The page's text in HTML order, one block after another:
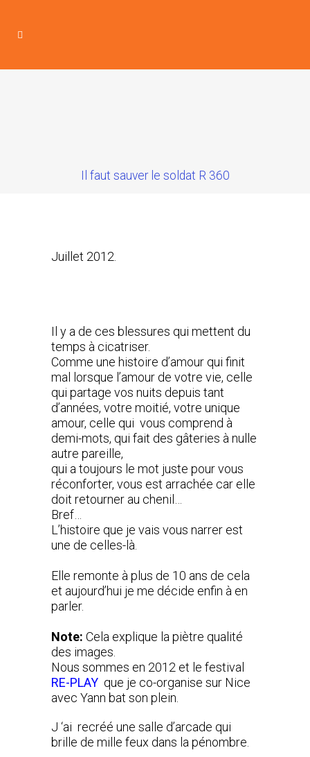
Il faut sauver le soldat R 360
Juillet 2012.
Il y a de ces blessures qui mettent du
temps à cicatriser.
Comme une histoire d’amour qui finit
mal lorsque l’amour de votre vie, celle
qui partage vos nuits depuis tant
d’années, votre moitié, votre unique
amour, celle qui vous comprend à
demi-mots, qui fait des gâteries à nulle
autre pareille,
qui a toujours le mot juste pour vous
réconforter, vous est arrachée car elle
doit retourner au chenil…
Bref…
L’histoire que je vais vous narrer est
une de celles-là.
Elle remonte à plus de 10 ans de cela
et aujourd’hui je me décide enfin à en
parler.
Note: Cela explique la piètre qualité
des images.
Nous sommes en 2012 et le festival
RE-PLAY que je co-organise sur Nice
avec Yann bat son plein.
J ‘ai recréé une salle d’arcade qui
brille de mille feux dans la pénombre.